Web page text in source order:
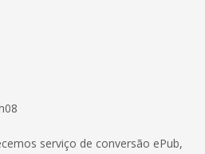
serviço de conversão ePub,